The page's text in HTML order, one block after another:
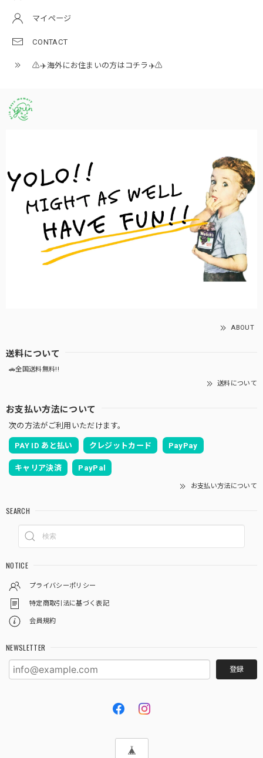
マイページ
CONTACT
⚠️✈️海外にお住まいの方はコチラ✈️⚠️
ABOUT
送料について
🚗全国送料無料!!
送料について
お支払い方法について
次の方法がご利用いただけます。
PAY ID あと払い クレジットカード PayPay
キャリア決済 PayPal
お支払い方法について
SEARCH
NOTICE
プライバシーポリシー
特定商取引法に基づく表記
会員規約
NEWSLETTER
登録